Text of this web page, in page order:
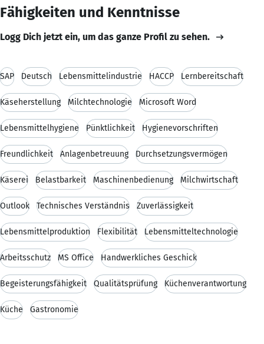
Fähigkeiten und Kenntnisse
Logg Dich jetzt ein, um das ganze Profil zu sehen.
SAP Deutsch Lebensmittelindustrie HACCP Lernbereitschaft
Käseherstellung Milchtechnologie Microsoft Word
Lebensmittelhygiene Pünktlichkeit Hygienevorschriften
Freundlichkeit Anlagenbetreuung Durchsetzungsvermögen
Käserei Belastbarkeit Maschinenbedienung Milchwirtschaft
Outlook Technisches Verständnis Zuverlässigkeit
Lebensmittelproduktion Flexibilität Lebensmitteltechnologie
Arbeitsschutz MS Office Handwerkliches Geschick
Begeisterungsfähigkeit Qualitätsprüfung Küchenverantwortung
Küche Gastronomie